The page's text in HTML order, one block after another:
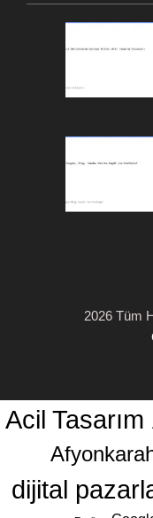
2026 Tüm
Acil Tasarım
dijital